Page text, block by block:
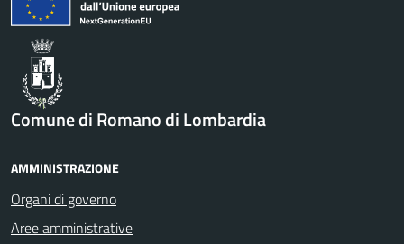
Comune di Romano di Lombardia
AMMINISTRAZIONE
Organi di governo
Aree amministrative